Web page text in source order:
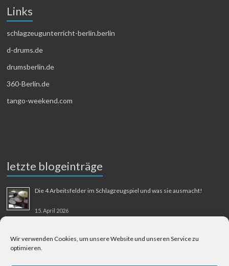
Wir verwenden Cookies, um unsere Website und unseren Service zu
optimieren.
Links
schlagzeugunterricht-berlin.berlin
d-drums.de
drumsberlin.de
360-Berlin.de
tango-weekend.com
letzte blogeinträge
Die 4 Arbeitsfelder im Schlagzeugspiel und was sie ausmacht!
15. April 2026
31. August 2025